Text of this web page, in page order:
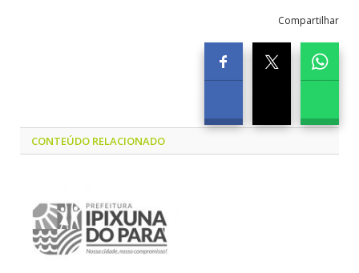
Compartilhar
CONTEÚDO RELACIONADO